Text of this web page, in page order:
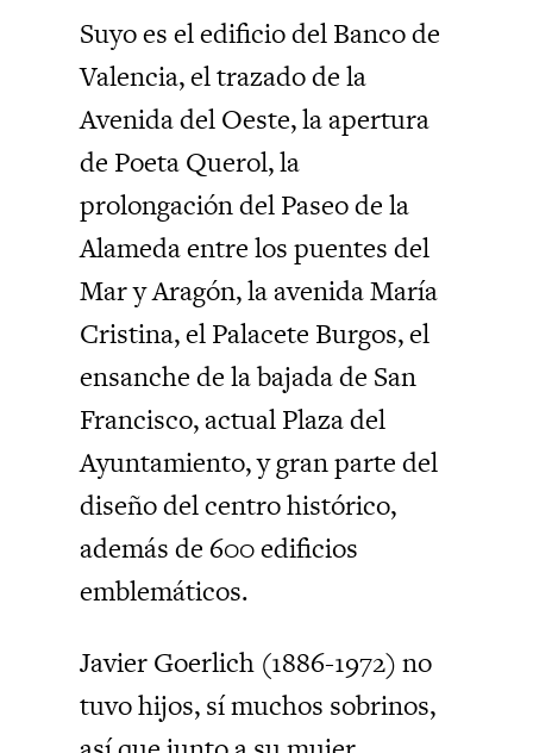
Suyo es el edificio del Banco de
Valencia, el trazado de la
Avenida del Oeste, la apertura
de Poeta Querol, la
prolongación del Paseo de la
Alameda entre los puentes del
Mar y Aragón, la avenida María
Cristina, el Palacete Burgos, el
ensanche de la bajada de San
Francisco, actual Plaza del
Ayuntamiento, y gran parte del
diseño del centro histórico,
además de 600 edificios
emblemáticos.
Javier Goerlich (1886-1972) no
tuvo hijos, sí muchos sobrinos,